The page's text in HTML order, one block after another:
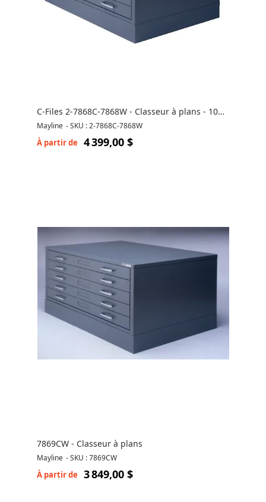
C-Files 2-7868C-7868W - Classeur à plans - 10
tiroirs
Mayline -SKU : 2-7868C-7868W
À partir de 4 399,00 $
7869CW - Classeur à plans
Mayline -SKU : 7869CW
À partir de 3 849,00 $